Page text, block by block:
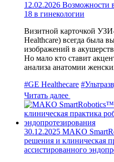
12.02.2026 Возможности
18 в гинекологии
Визитной карточкой
Healthcare) всегда была
изображений в
Но мало кто ставит
анализа анатомии
#GE Healthecare
Читать далее
30.12.2025 MAKO
решения и клиническая
ассистированного